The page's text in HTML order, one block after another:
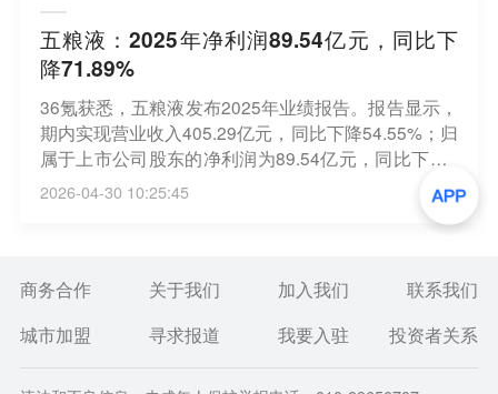
五粮液：2025年净利润89.54亿元，同比下
降71.89%
36氪获悉，五粮液发布2025年业绩报告。报告显示，
期内实现营业收入405.29亿元，同比下降54.55%；归
属于上市公司股东的净利润为89.54亿元，同比下降7
1.89%。公司拟以3,881,608,005为基数，向全体股东
每10股派发现金红利25.78元（含税），不送红股，
2026-04-30 10:25:45
商务合作 关于我们 加入我们
联系我们
城市加盟
寻求报道 我要入驻 投资者关系